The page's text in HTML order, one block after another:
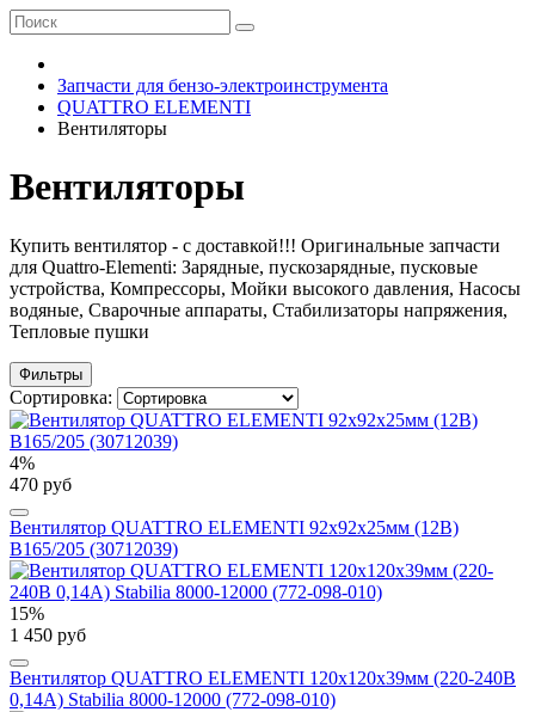
Запчасти для бензо-электроинструмента
QUATTRO ELEMENTI
Вентиляторы
Вентиляторы
Купить вентилятор - с доставкой!!! Оригинальные запчасти
для Quattro-Elementi: Зарядные, пускозарядные, пусковые
устройства, Компрессоры, Мойки высокого давления, Насосы
водяные, Сварочные аппараты, Стабилизаторы напряжения,
Тепловые пушки
Фильтры
Сортировка:
4%
470 руб
Вентилятор QUATTRO ELEMENTI 92х92х25мм (12В)
B165/205 (30712039)
15%
1 450 руб
Вентилятор QUATTRO ELEMENTI 120х120х39мм (220-240В
0,14А) Stabilia 8000-12000 (772-098-010)